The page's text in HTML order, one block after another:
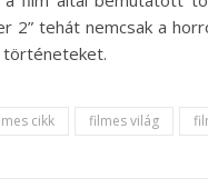
2” tehát nemcsak a
történeteket.
cikk filmes világ